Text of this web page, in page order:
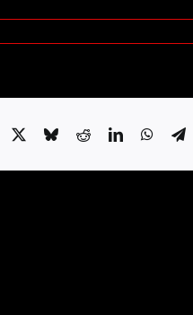
Facebook BlueskyRedditLinkedIn